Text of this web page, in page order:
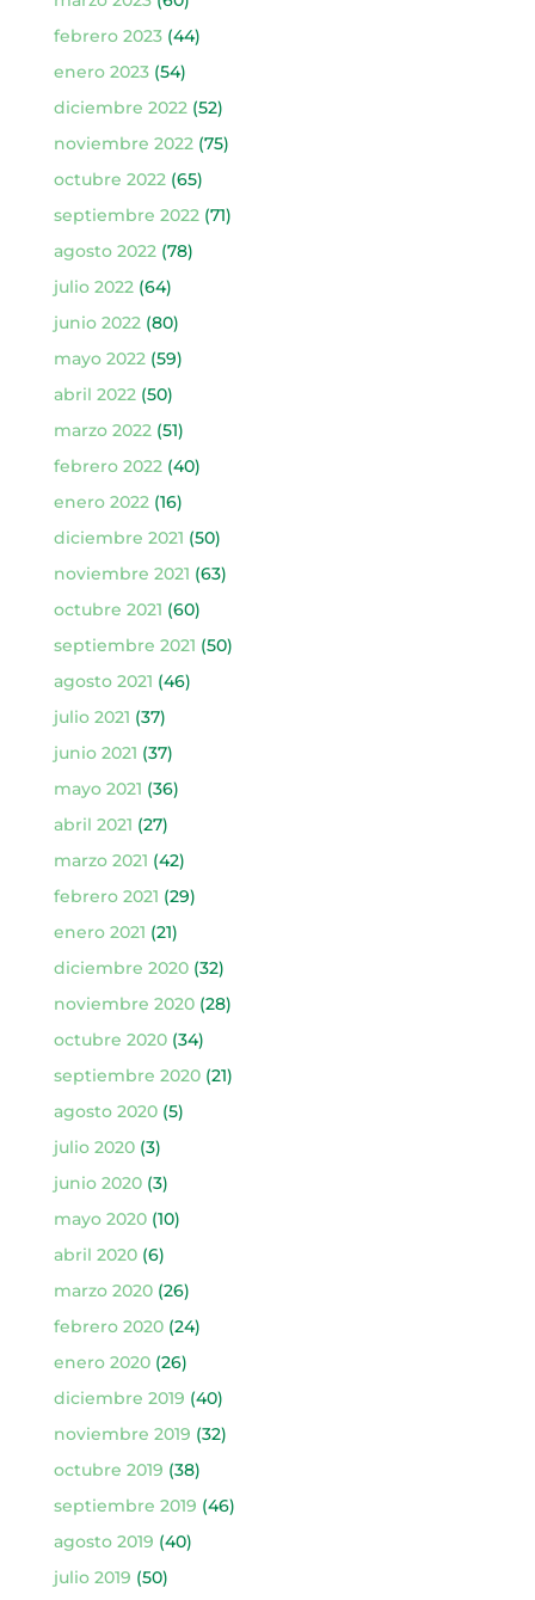
febrero 2023(44)
enero 2023(54)
diciembre 2022 (52)
noviembre 2022 (75)
octubre 2022 (65)
septiembre 2022 (71)
agosto 2022 (78)
julio 2022 (64)
junio 2022 (80)
mayo 2022 (59)
abril 2022 (50)
marzo 2022 (51)
febrero 2022 (40)
enero 2022 (16)
diciembre 2021 (50)
noviembre 2021 (63)
octubre 2021 (60)
septiembre 2021 (50)
agosto 2021 (46)
julio 2021 (37)
junio 2021 (37)
mayo 2021 (36)
abril 2021 (27)
marzo 2021 (42)
febrero 2021 (29)
enero 2021 (21)
diciembre 2020(32)
noviembre 2020(28)
octubre 2020(34)
septiembre 2020(21)
agosto 2020(5)
julio 2020(3)
junio 2020(3)
mayo 2020(10)
abril 2020(6)
marzo 2020(26)
febrero 2020(24)
enero 2020(26)
diciembre 2019 (40)
noviembre 2019 (32)
octubre 2019 (38)
septiembre 2019 (46)
agosto 2019 (40)
julio 2019 (50)